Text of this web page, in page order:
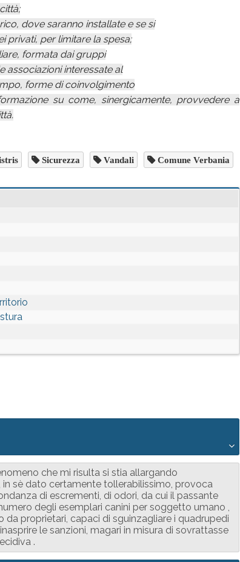
dove saranno installate e se si
privati, per limitare la spesa;
formata dai gruppi
associazioni interessate al
forme di coinvolgimento
su come, sinergicamente, provvedere a
Sicurezza Vandali Comune Verbania
che mi risulta si stia allargando
sè dato certamente tollerabilissimo, provoca
di escrementi, di odori, da cui il passante
degli esemplari canini per soggetto umano ,
proprietari, capaci di sguinzagliare i quadrupedi
le sanzioni, magari in misura di sovrattasse
.